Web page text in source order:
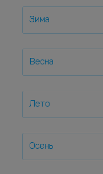
Зима
Весна
Лето
Осень